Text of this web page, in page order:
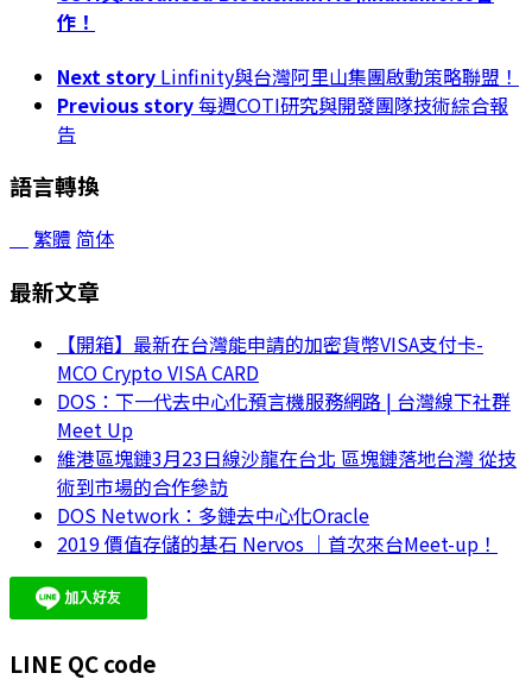
作！
Next story Linfinity與台灣阿里山集團啟動策略聯盟！
Previous story每週COTI研究與開發團隊技術綜合報
告
語言轉換
繁體 简体
最新文章
【開箱】最新在台灣能申請的加密貨幣VISA支付卡-
MCO Crypto VISA CARD
DOS：下一代去中心化預言機服務網路 | 台灣線下社群
Meet Up
維港區塊鏈3月23日線沙龍在台北 區塊鏈落地台灣 從技
術到市場的合作參訪
DOS Network：多鏈去中心化Oracle
2019 價值存儲的基石 Nervos ｜首次來台Meet-up！
LINE QC code